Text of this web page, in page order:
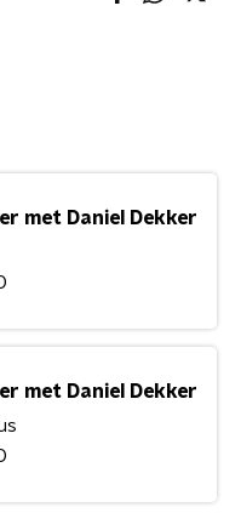
met Daniel Dekker
met Daniel Dekker